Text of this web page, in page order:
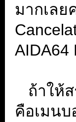
มากเลย
AIDA64
ถ้าให้
คือเมนบ